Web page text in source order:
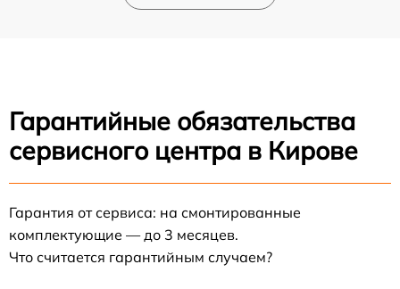
Гарантийные обязательства
сервисного центра в Кирове
Гарантия от сервиса: на смонтированные
комплектующие — до 3 месяцев.
Что считается гарантийным случаем?